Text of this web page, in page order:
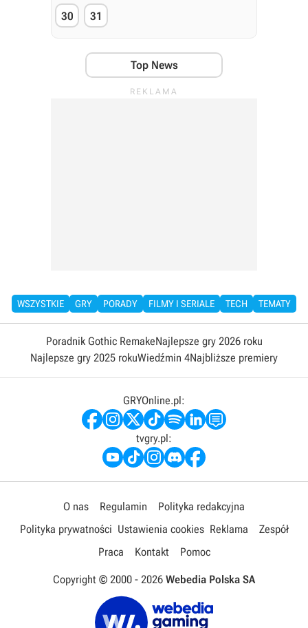
30 31
Top News
WSZYSTKIE GRY PORADY FILMY I SERIALE TECH TEMATY
Poradnik Gothic RemakeNajlepsze gry 2026 roku
Najlepsze gry 2025 rokuWiedźmin 4Najbliższe premiery
GRYOnline.pl:
tvgry.pl:
O nas Regulamin
Polityka redakcyjna
Polityka prywatności Ustawienia cookies Reklama
Zespół
Praca
Kontakt Pomoc
Copyright © 2000 - 2026 Webedia Polska SA